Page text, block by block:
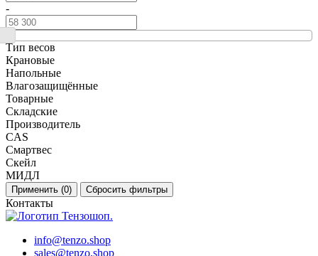
-
Тип весов
Крановые
Напольные
Влагозащищённые
Товарные
Складские
Производитель
CAS
Смартвес
Скейл
МИДЛ
Применить (0) Сбросить фильтры
Контакты
info@tenzo.shop
sales@tenzo.shop